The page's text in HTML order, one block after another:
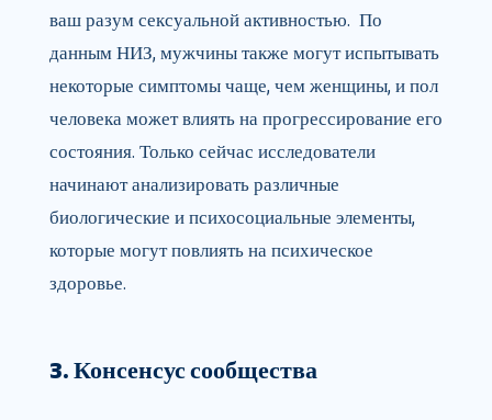
ваш разум сексуальной активностью. По
данным НИЗ, мужчины также могут испытывать
некоторые симптомы чаще, чем женщины, и пол
человека может влиять на прогрессирование его
состояния. Только сейчас исследователи
начинают анализировать различные
биологические и психосоциальные элементы,
которые могут повлиять на психическое
здоровье.
3. Консенсус сообщества